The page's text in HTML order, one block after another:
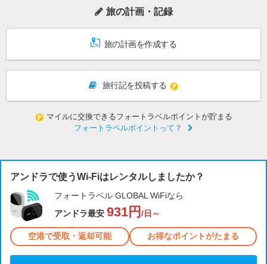
旅の計画・記録
旅の計画を作成する
旅行記を投稿する
マイルに交換できるフォートラベルポイントが貯まる
フォートラベルポイントって？
アンドラで使うWi-Fiはレンタルしましたか？
フォートラベル GLOBAL WiFiなら
アンドラ最安 931円 /日～
空港で受取・返却可能 お得なポイントがたまる